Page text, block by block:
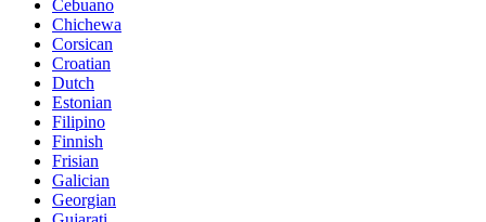
Cebuano
Chichewa
Corsican
Croatian
Dutch
Estonian
Filipino
Finnish
Frisian
Galician
Georgian